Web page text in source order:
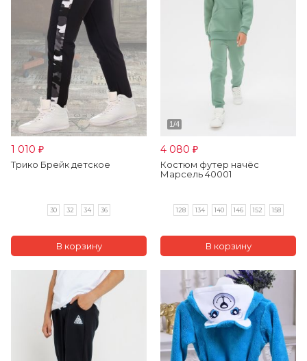
1 010 ₽
Трико Брейк детское
30 32 34 36
4 080 ₽
Костюм футер начёс
Марсель 40001
128 134 140 146 152 158